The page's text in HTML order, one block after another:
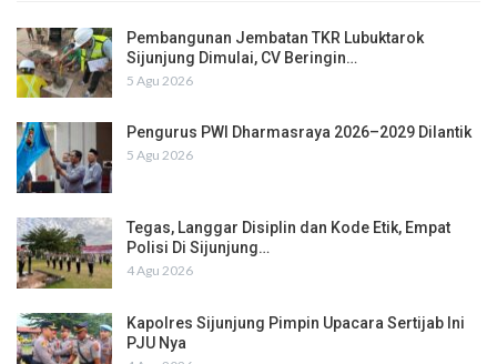
Pembangunan Jembatan TKR Lubuktarok
Sijunjung Dimulai, CV Beringin…
5 Agu 2026
Pengurus PWI Dharmasraya 2026–2029 Dilantik
5 Agu 2026
Tegas, Langgar Disiplin dan Kode Etik, Empat
Polisi Di Sijunjung…
4 Agu 2026
Kapolres Sijunjung Pimpin Upacara Sertijab Ini
PJU Nya